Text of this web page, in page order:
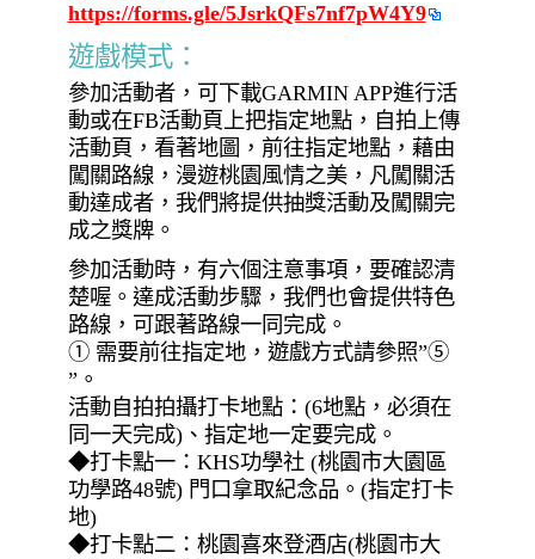
https://forms.gle/5JsrkQFs7nf7pW4Y9
遊戲模式：
參加活動者，可下載GARMIN APP進行活
動或在FB活動頁上把指定地點，自拍上傳
活動頁，看著地圖，前往指定地點，藉由
闖關路線，漫遊桃園風情之美，凡闖關活
動達成者，我們將提供抽獎活動及闖關完
成之獎牌。
參加活動時，有六個注意事項，要確認清
楚喔。達成活動步驟，我們也會提供特色
路線，可跟著路線一同完成。
① 需要前往指定地，遊戲方式請參照”⑤
”。
活動自拍拍攝打卡地點：(6地點，必須在
同一天完成)、指定地一定要完成。
◆打卡點一：KHS功學社 (桃園市大園區
功學路48號) 門口拿取紀念品。(指定打卡
地)
◆打卡點二：桃園喜來登酒店(桃園市大